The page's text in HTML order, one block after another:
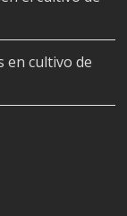
en cultivo de